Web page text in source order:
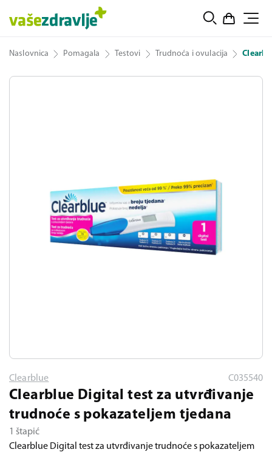
Naslovnica Pomagala Testovi Trudnoća i ovulacija
Clearblue C035540
Clearblue Digital test za utvrđivanje
trudnoće s pokazateljem tjedana
1 štapić
Clearblue Digital test za utvrđivanje trudnoće s pokazateljem